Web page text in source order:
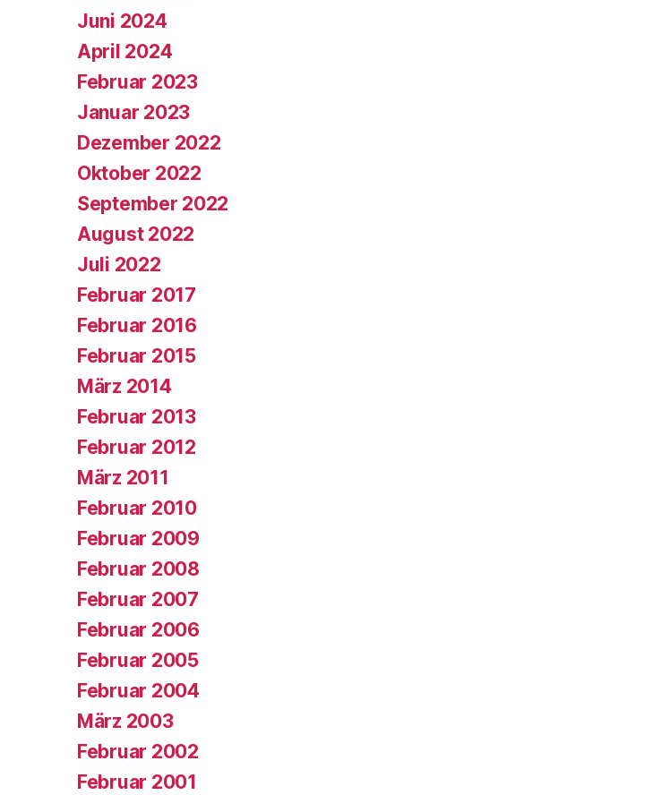
Juni 2024
April 2024
Februar 2023
Januar 2023
Dezember 2022
Oktober 2022
September 2022
August 2022
Juli 2022
Februar 2017
Februar 2016
Februar 2015
März 2014
Februar 2013
Februar 2012
März 2011
Februar 2010
Februar 2009
Februar 2008
Februar 2007
Februar 2006
Februar 2005
Februar 2004
März 2003
Februar 2002
Februar 2001